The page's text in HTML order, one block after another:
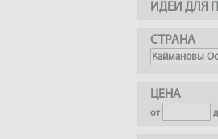
ИДЕИ ДЛЯ
СТРАНА
ЦЕНА
от